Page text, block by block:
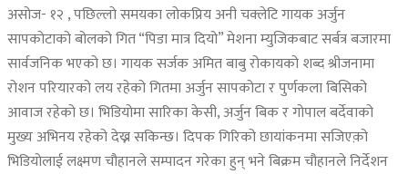
असोज- १२ , पछिल्लो समयका लोकप्रिय अनी चक्लेटि गायक अर्जुन
सापकोटाको बोलको गित “पिडा मात्र दियो” मेशना म्युजिकबाट सर्बत्र बजारमा
सार्वजनिक भएको छ। गायक सर्जक अमित बाबु रोकायको शब्द श्रीजनामा
रोशन परियारको लय रहेको गितमा अर्जुन सापकोटा र पुर्णकला बिसिको
आवाज रहेको छ। भिडियोमा सारिका केसी, अर्जुन बिक र गोपाल बर्देवाको
मुख्य अभिनय रहेको देख्न सकिन्छ। दिपक गिरिको छायांकनमा सजिएक़ो
भिडियोलाई लक्ष्मण चौहानले सम्पादन गरेका हुन् भने बिक्रम चौहानले निर्देशन